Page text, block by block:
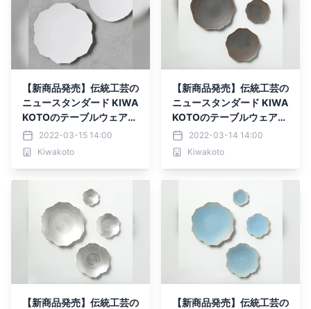
【新商品発売】伝統工芸の
ニュースタンダード KIWA
KOTOのテーブルウェア
【雪】2022-03-15 14:00
Kiwakoto
【新商品発売】伝統工芸の
ニュースタンダード KIWA
KOTOのテーブルウェア
【土】2022-03-14 14:00
Kiwakoto
【新商品発売】伝統工芸の
【新商品発売】伝統工芸の